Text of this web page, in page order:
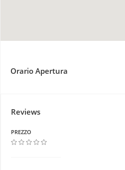
Orario Apertura
Reviews
PREZZO